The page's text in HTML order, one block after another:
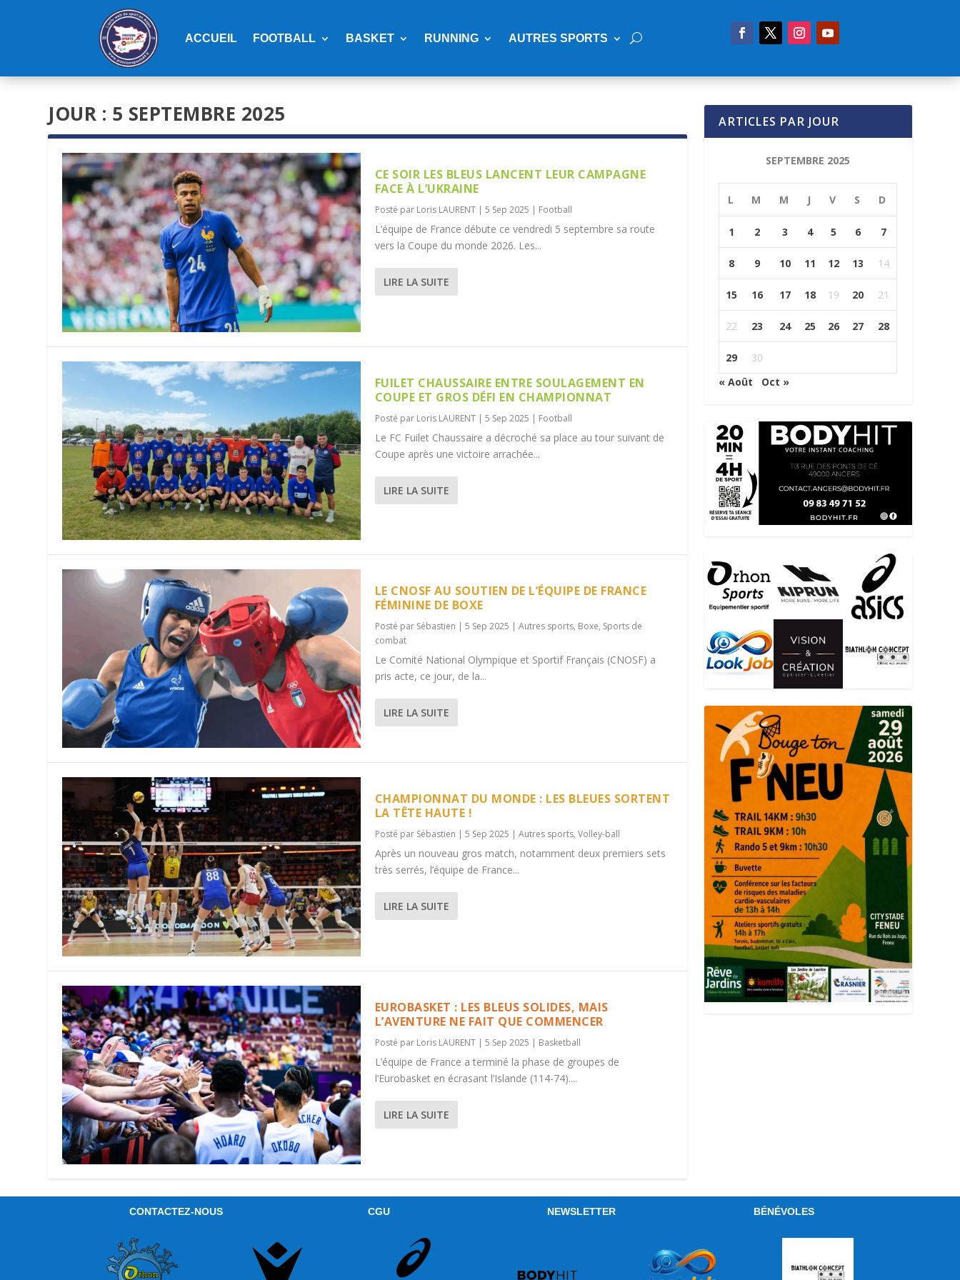
ACCUEIL FOOTBALL BASKET RUNNING AUTRES SPORTS
JOUR : 5 SEPTEMBRE 2025
CE SOIR LES BLEUS LANCENT LEUR CAMPAGNE
FACE À L’UKRAINE
Posté par Loris LAURENT| 5 Sep 2025 | Football
L’équipe de France débute ce vendredi 5 septembre sa route
vers la Coupe du monde 2026. Les...
LIRE LA SUITE
FUILET CHAUSSAIRE ENTRE SOULAGEMENT EN
COUPE ET GROS DÉFI EN CHAMPIONNAT
Posté par Loris LAURENT| 5 Sep 2025 | Football
Le FC Fuilet Chaussaire a décroché sa place au tour suivant de
Coupe après une victoire arrachée...
LIRE LA SUITE
LE CNOSF AU SOUTIEN DE L’ÉQUIPE DE FRANCE
FÉMININE DE BOXE
Posté par Sébastien | 5 Sep 2025 | Autres sports, Boxe, Sports de
combat
Le Comité National Olympique et Sportif Français (CNOSF) a
pris acte, ce jour, de la...
LIRE LA SUITE
CHAMPIONNAT DU MONDE : LES BLEUES SORTENT
LA TÊTE HAUTE !
Posté par Sébastien 5 Sep 2025 Autres sports, Volley-ball
Après un nouveau gros match, notamment deux premiers sets
très serrés, l’équipe de France...
LIRE LA SUITE
EUROBASKET : LES BLEUS SOLIDES, MAIS
L’AVENTURE NE FAIT QUE COMMENCER
Posté par Loris LAURENT| 5 Sep 2025 | Basketball
L’équipe de France a terminé la phase de groupes de
l’Eurobasket en écrasant l’Islande (114-74)....
LIRE LA SUITE
ARTICLES PAR JOUR
SEPTEMBRE 2025
L M M J V S D
1 2 3 4 5 6 7
8 9 10 11 12 13 14
15 16 17 18 19 20 21
22 23 24 25 26 27 28
29
30
« Août
Oct »
CONTACTEZ-NOUS CGU NEWSLETTER BÉNÉVOLES